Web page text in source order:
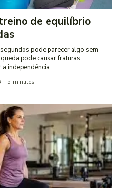
de equilíbrio
pode parecer algo sem
pode causar fraturas,
independência,...
5 minutes